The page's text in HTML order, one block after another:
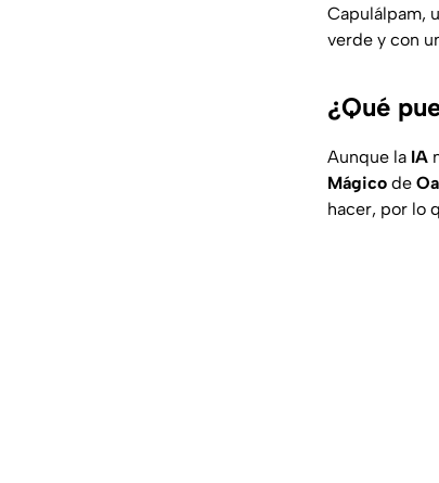
Capulálpam,
verde y con
¿Qué
Aunque la IA
Mágico de
hacer, por lo